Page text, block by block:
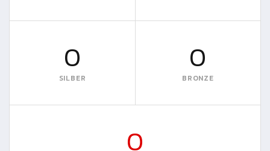
0
SILBER
0
BRONZE
0